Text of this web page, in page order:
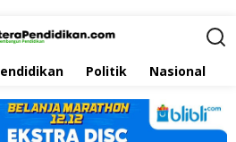
Politik Nasional